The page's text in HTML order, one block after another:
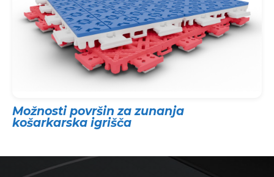
Možnosti površin za zunanja
košarkarska igrišča